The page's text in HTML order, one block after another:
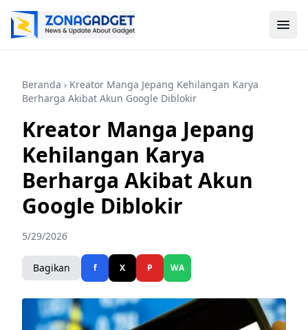
Beranda › Kreator Manga Jepang Kehilangan Karya
Berharga Akibat Akun Google Diblokir
Kreator Manga Jepang
Kehilangan Karya
Berharga Akibat Akun
Google Diblokir
5/29/2026
Bagikan f X P WA